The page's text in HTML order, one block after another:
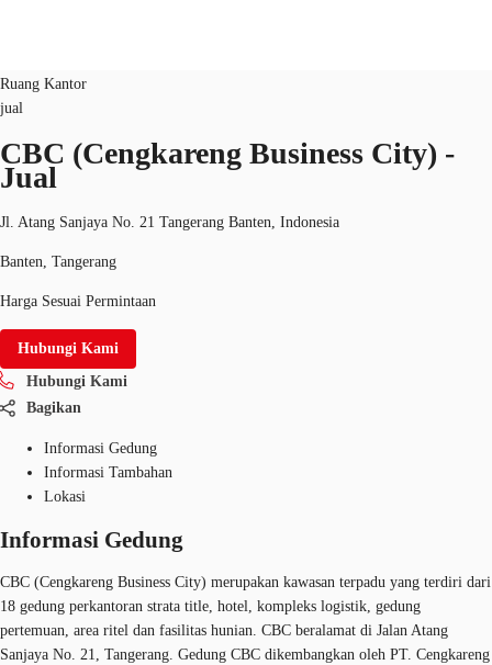
Ruang Kantor
Favorit
ID
+62 21 29223888 Hubungi Kami
Ruang Kantor
jual
CBC (Cengkareng Business City) -
Jual
Jl. Atang Sanjaya No. 21 Tangerang Banten, Indonesia
Banten, Tangerang
Harga Sesuai Permintaan
Hubungi Kami
Hubungi Kami
Bagikan
Informasi Gedung
Informasi Tambahan
Lokasi
Informasi Gedung
CBC (Cengkareng Business City) merupakan kawasan terpadu yang terdiri dari
18 gedung perkantoran strata title, hotel, kompleks logistik, gedung
pertemuan, area ritel dan fasilitas hunian. CBC beralamat di Jalan Atang
Sanjaya No. 21, Tangerang. Gedung CBC dikembangkan oleh PT. Cengkareng